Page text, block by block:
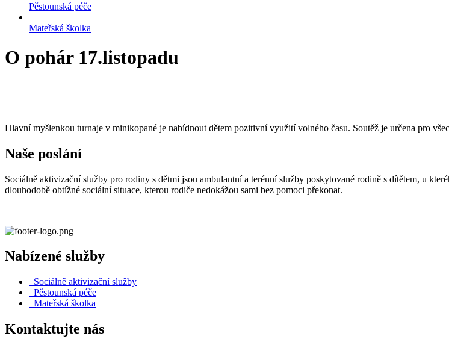
Pěstounská péče
Mateřská školka
O pohár 17.listopadu
Hlavní myšlenkou turnaje v minikopané je nabídnout dětem pozitivní využití volného času. Soutěž je určena pro
Naše poslání
Sociálně aktivizační služby pro rodiny s dětmi jsou ambulantní a terénní služby poskytované rodině s dítětem, u
dlouhodobě obtížné sociální situace, kterou rodiče nedokážou sami bez pomoci překonat.
Nabízené služby
Sociálně aktivizační služby
Pěstounská péče
Mateřská školka
Kontaktujte nás